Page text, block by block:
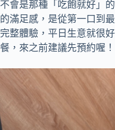
不會是那種「吃飽就好」
的滿足感，是從第一口到
完整體驗，平日生意就很
餐，來之前建議先預約喔！